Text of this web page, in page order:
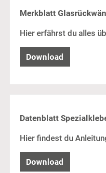
Merkblatt
Hier erfährst du alles
Download
Datenblatt
Hier findest du
Download